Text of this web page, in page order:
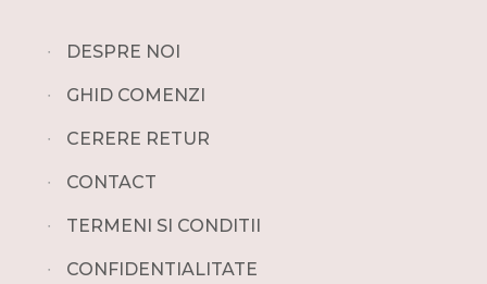
∙ DESPRE NOI
∙ GHID COMENZI
∙ CERERE RETUR
∙ CONTACT
∙ TERMENI SI CONDITII
∙ CONFIDENTIALITATE